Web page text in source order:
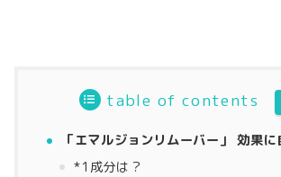
table of contents
「エマルジョンリムーバー」 効果に
*1成分は？